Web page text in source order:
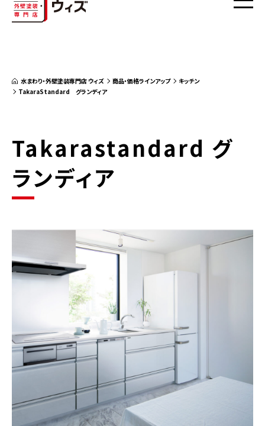
水まわり・外壁塗装専門店 ウィズ 商品・価格ラインアップ
キッチン
TakaraStandard グランディア
Takarastandard グ
ランディア